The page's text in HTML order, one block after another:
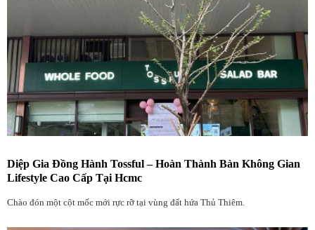
Diệp Gia Đồng Hành Tossful – Hoàn Thành Bàn Không Gian
Lifestyle Cao Cấp Tại Hcmc
Chào đón một cột mốc mới rực rỡ tại vùng đất hứa Thủ Thiêm.